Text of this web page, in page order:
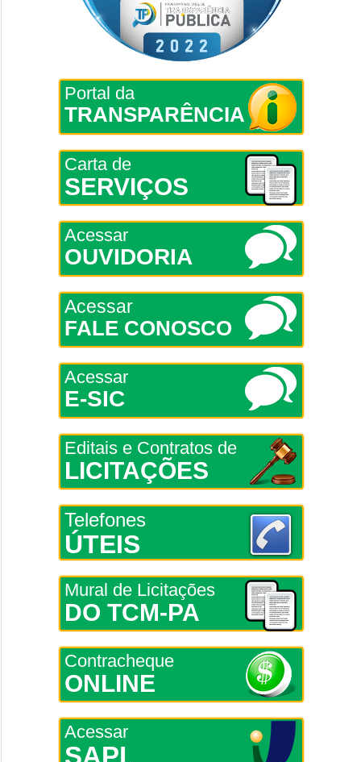
Portal da
TRANSPARÊNCIA
Carta de
SERVIÇOS
Acessar
OUVIDORIA
Acessar
FALE CONOSCO
Acessar
E-SIC
Editais e Contratos de
LICITAÇÕES
Telefones
ÚTEIS
Mural de Licitações
DO TCM-PA
Contracheque
ONLINE
Acessar